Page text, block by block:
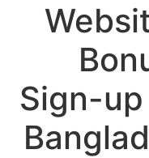
Sign-